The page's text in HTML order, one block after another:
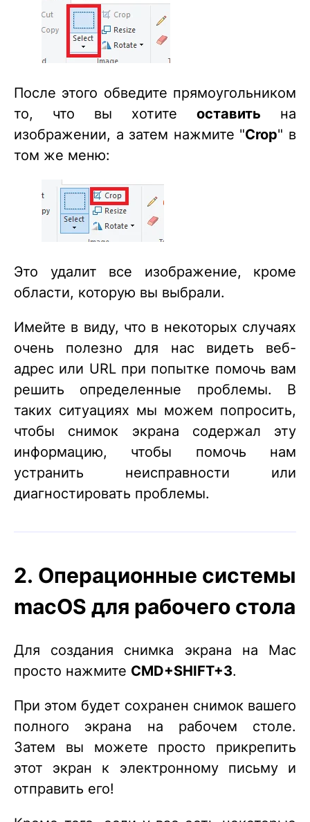
После этого обведите прямоугольником
то, что вы хотите оставить на
изображении, а затем нажмите "Crop" в
том же меню:
Это удалит все изображение, кроме
области, которую вы выбрали.
Имейте в виду, что в некоторых случаях
очень полезно для нас видеть веб-
адрес или URL при попытке помочь вам
решить определенные проблемы. В
таких ситуациях мы можем попросить,
чтобы снимок экрана содержал эту
информацию, чтобы помочь нам
устранить неисправности или
диагностировать проблемы.
2. Операционные системы
macOS для рабочего стола
Для создания снимка экрана на Mac
просто нажмите CMD+SHIFT+3.
При этом будет сохранен снимок вашего
полного экрана на рабочем столе.
Затем вы можете просто прикрепить
этот экран к электронному письму и
отправить его!